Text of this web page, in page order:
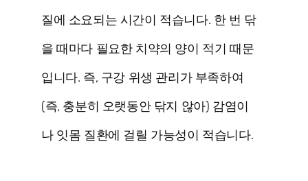
질에 소요되는 시간이 적습니다. 한 번 닦
을 때마다 필요한 치약의 양이 적기 때문
입니다. 즉, 구강 위생 관리가 부족하여
(즉, 충분히 오랫동안 닦지 않아) 감염이
나 잇몸 질환에 걸릴 가능성이 적습니다.